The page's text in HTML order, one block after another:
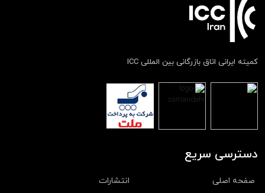
کمیته ایرانی اتاق بازرگانی بین المللی ICC
دسترسی سریع
صفحه اصلی
انتشارات